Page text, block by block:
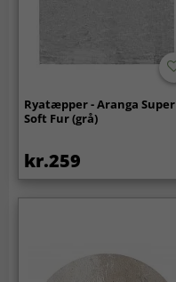
Ryatæpper - Aranga Super
Soft Fur (grå)
kr.259